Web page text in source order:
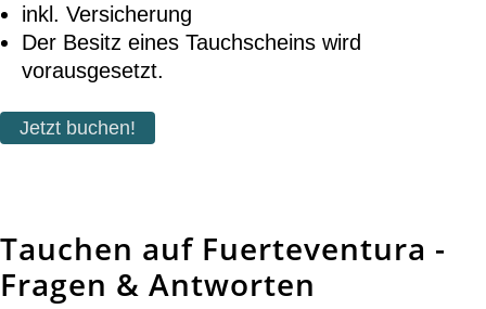
inkl. Versicherung
Der Besitz eines Tauchscheins wird
vorausgesetzt.
Jetzt buchen!
Tauchen auf Fuerteventura -
Fragen & Antworten